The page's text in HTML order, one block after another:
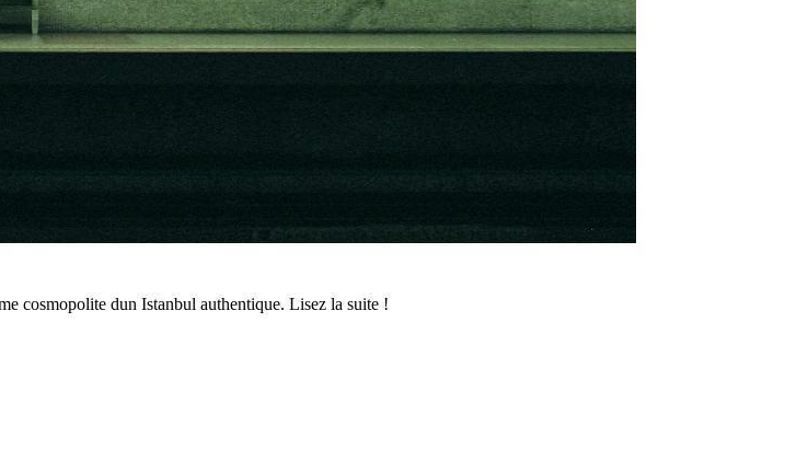
cosmopolite dun Istanbul authentique. Lisez la suite !